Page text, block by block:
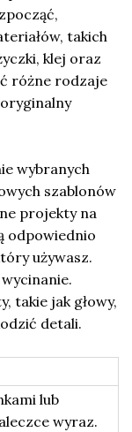
takich
klej oraz
różne rodzaje
wybranych
szablonów
projekty na
odpowiednio
używasz.
takie jak głowy,
detali.
lub
wyraz.